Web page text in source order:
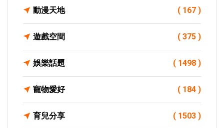
動漫天地 ( 167 )
遊戲空間 ( 375 )
娛樂話題 ( 1498 )
寵物愛好 ( 184 )
育兒分享 ( 1503 )